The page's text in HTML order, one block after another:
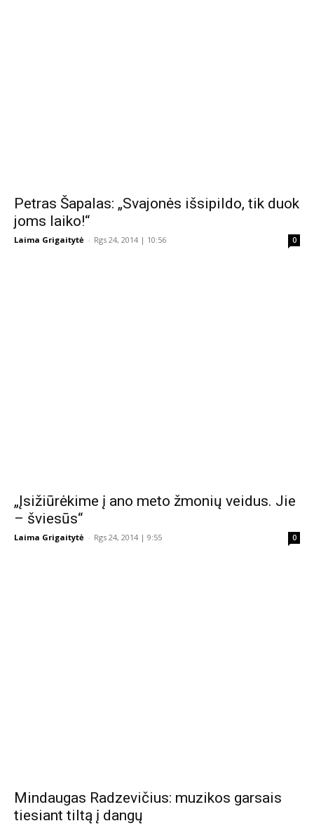
Petras Šapalas: „Svajonės išsipildo, tik duok
joms laiko!“
Laima Grigaitytė - Rgs 24, 2014 | 10:56 0
„Įsižiūrėkime į ano meto žmonių veidus. Jie
– šviesūs“
Laima Grigaitytė - Rgs 24, 2014 | 9:55 0
Mindaugas Radzevičius: muzikos garsais
tiesiant tiltą į dangų